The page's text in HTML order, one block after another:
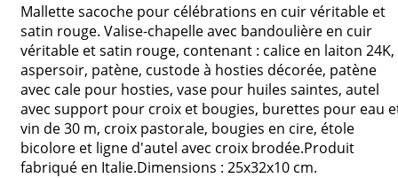
Mallette sacoche pour célébrations en cuir véritable et
satin rouge. Valise-chapelle avec bandoulière en cuir
véritable et satin rouge, contenant : calice en laiton 24K,
aspersoir, patène, custode à hosties décorée, patène
avec cale pour hosties, vase pour huiles saintes, autel
avec support pour croix et bougies, burettes pour eau
vin de 30 m, croix pastorale, bougies en cire, étole
bicolore et ligne d'autel avec croix brodée.Produit
fabriqué en Italie.Dimensions : 25x32x10 cm.